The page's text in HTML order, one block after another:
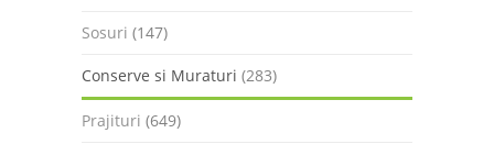
Sosuri (147)
Conserve si Muraturi (283)
Prajituri (649)